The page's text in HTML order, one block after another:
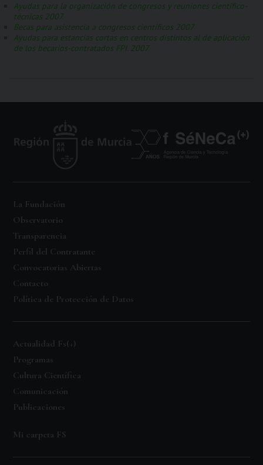
Ayudas para la organización de congresos y reuniones científico-
técnicas 2007
Becas para asistencia a congresos científicos 2007
Ayudas para estancias cortas en centros distintos al de aplicación
de los becarios-contratados FPI. 2007
La Fundación
Observatorio
Transparencia
Perfil del Contratante
Convocatorias Abiertas
Contacto
Política de Protección de Datos
Actualidad Fs(+)
Programas
Cultura Científica
Comunicación
Publicaciones
Mi carpeta FS